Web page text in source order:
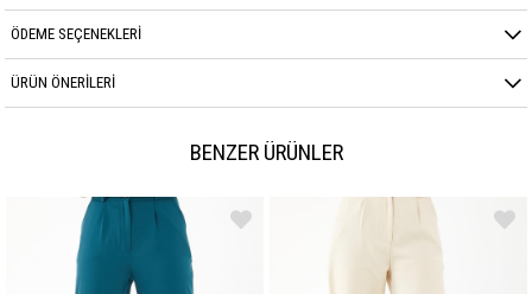
Kumaş Cinsi DİOGANAL ÜÇ İPLİK
ÖDEME SEÇENEKLERI
ÜRÜN ÖNERILERI
BENZER ÜRÜNLER